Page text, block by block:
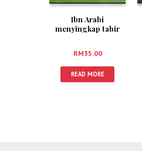
Ibn Arabi
menyingkap tabir
RM35.00
READ MORE